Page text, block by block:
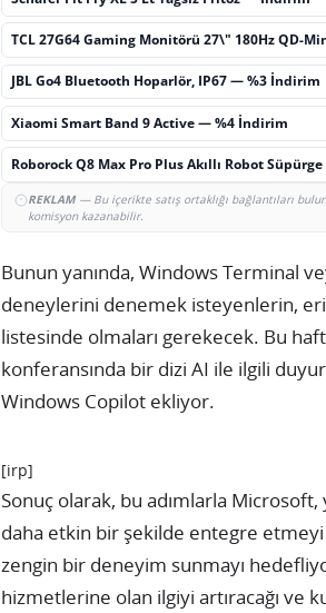
TCL 27G64 Gaming Monitörü 27\" 180Hz QD-
JBL Go4 Bluetooth Hoparlör, IP67 — %3 İndirim
Xiaomi Smart Band 9 Active — %4 İndirim
Roborock Q8 Max Pro Plus Akıllı Robot
REKLAM— Bu içerikte satış ortaklığı bağlantıları
komisyon kazanabilir.
Bunun yanında, Windows Terminal
deneylerini denemek isteyenlerin,
listesinde olmaları gerekecek. Bu
konferansında bir dizi AI ile ilgili
Windows Copilot ekliyor.
[irp]
Sonuç olarak, bu adımlarla
daha etkin bir şekilde entegre etmeyi
zengin bir deneyim sunmayı
hizmetlerine olan ilgiyi artıracağı ve